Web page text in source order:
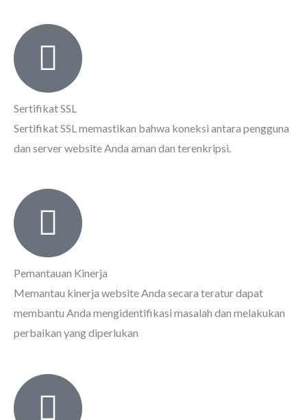
Sertifikat SSL
Sertifikat SSL memastikan bahwa koneksi antara pengguna
dan server website Anda aman dan terenkripsi.
Pemantauan Kinerja
Memantau kinerja website Anda secara teratur dapat
membantu Anda mengidentifikasi masalah dan melakukan
perbaikan yang diperlukan